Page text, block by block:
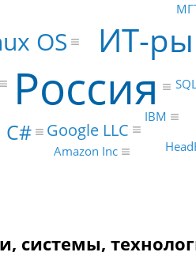
Россия
ИТ-
OS
C# Google LLC
IBM
Amazon Inc
системы,